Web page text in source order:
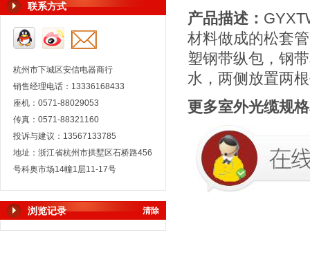
联系方式
杭州市下城区安信电器商行
销售经理电话：13336168433
座机：0571-88029053
传真：0571-88321160
投诉与建议：13567133785
地址：浙江省杭州市拱墅区石桥路456
号科奥市场14幢1层11-17号
浏览记录 清除
产品描述：
材料做成的松套
塑钢带纵包，钢
水，两侧放置两
更多室外光缆规